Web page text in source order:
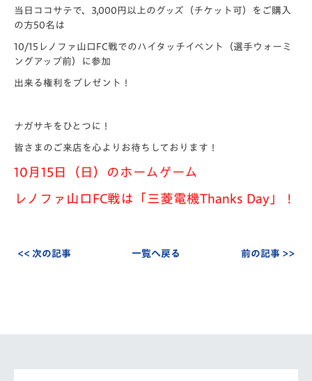
当日ココサテで、3,000円以上のグッズ（チケット可）をご購入
の方50名は
10/15レノファ山口FC戦でのハイタッチイベント（選手ウォーミ
ングアップ前）に参加
出来る権利をプレゼント！
ナガサキをひとつに！
皆さまのご来店を心よりお待ちしております！
10月15日（日）のホームゲーム
レノファ山口FC戦は「三菱電機Thanks Day」！
<< 次の記事 一覧へ戻る 前の記事 >>